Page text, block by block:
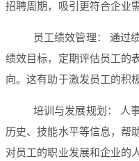
招聘周期，吸引更符合企业
员工绩效管理： 通过
绩效目标，定期评估员工的
向。这有助于激发员工的积
培训与发展规划： 人
历史、技能水平等信息，帮
对员工的职业发展和企业的